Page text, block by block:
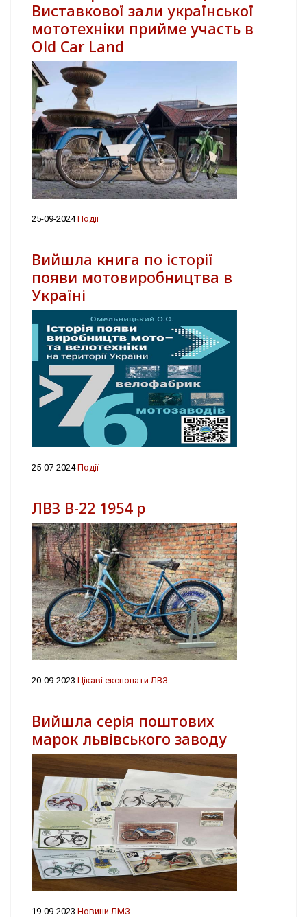
Виставкової зали української
мототехніки прийме участь в
Old Car Land
25-09-2024Події
Вийшла книга по історії
появи мотовиробництва в
Україні
25-07-2024Події
ЛВЗ В-22 1954 р
20-09-2023 Цікаві експонати ЛВЗ
Вийшла серія поштових
марок львівського заводу
19-09-2023 Новини ЛМЗ